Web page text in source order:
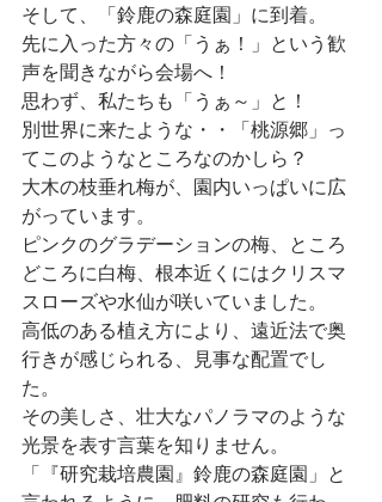
そして、「鈴鹿の森庭園」に到着。
先に入った方々の「うぁ！」という歓
声を聞きながら会場へ！
思わず、私たちも「うぁ～」と！
別世界に来たような・・「桃源郷」っ
てこのようなところなのかしら？
大木の枝垂れ梅が、園内いっぱいに広
がっています。
ピンクのグラデーションの梅、ところ
どころに白梅、根本近くにはクリスマ
スローズや水仙が咲いていました。
高低のある植え方により、遠近法で奥
行きが感じられる、見事な配置でし
た。
その美しさ、壮大なパノラマのような
光景を表す言葉を知りません。
「『研究栽培農園』鈴鹿の森庭園」と